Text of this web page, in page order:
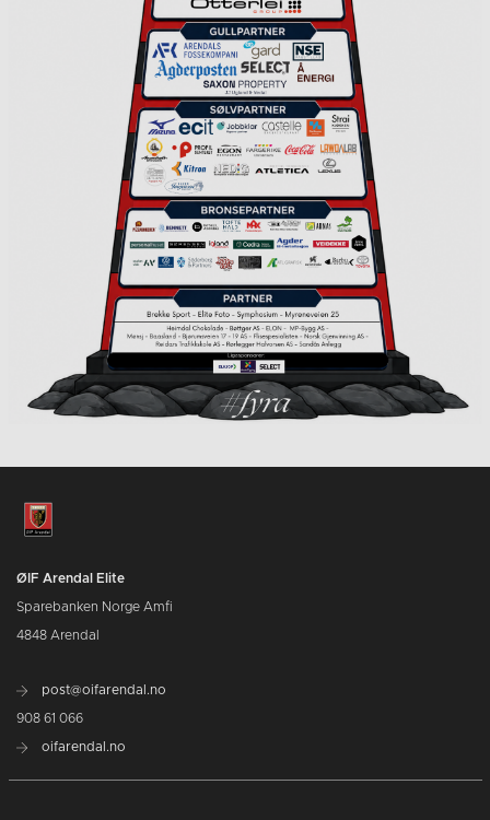
ØIF Arendal Elite
Sparebanken Norge Amfi
4848 Arendal
post@oifarendal.no
908 61 066
oifarendal.no